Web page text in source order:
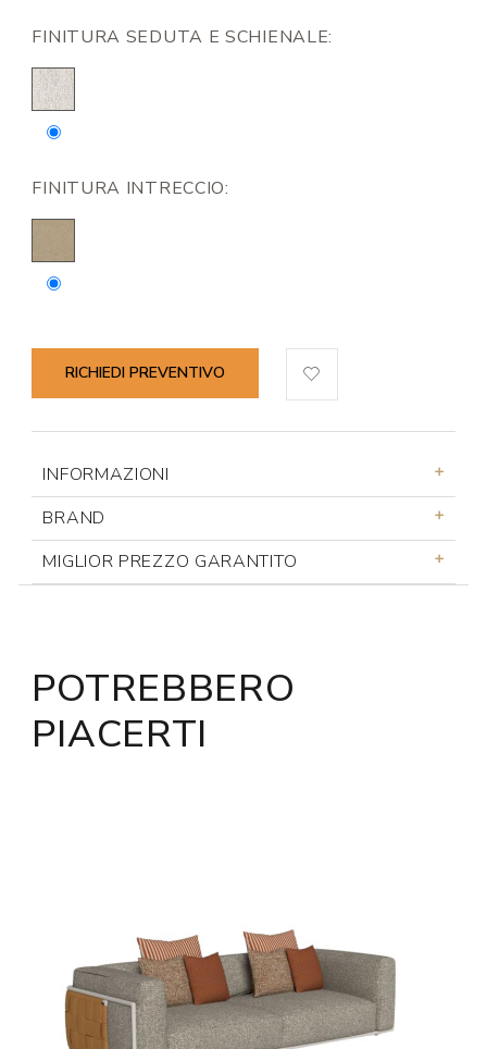
FINITURA SEDUTA E SCHIENALE:
FINITURA INTRECCIO:
RICHIEDI PREVENTIVO
INFORMAZIONI
BRAND
MIGLIOR PREZZO GARANTITO
POTREBBERO
PIACERTI